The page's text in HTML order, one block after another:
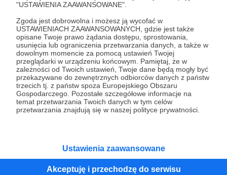
"USTAWIENIA ZAAWANSOWANE".
Zgoda jest dobrowolna i możesz ją wycofać w
USTAWIENIACH ZAAWANSOWANYCH, gdzie jest także
opisane Twoje prawo żądania dostępu, sprostowania,
usunięcia lub ograniczenia przetwarzania danych, a także w
dowolnym momencie za pomocą ustawień Twojej
przeglądarki w urządzeniu końcowym. Pamiętaj, że w
zależności od Twoich ustawień, Twoje dane będą mogły być
przekazywane do zewnętrznych odbiorców danych z państw
trzecich tj. z państw spoza Europejskiego Obszaru
Gospodarczego. Pozostałe szczegółowe informacje na
temat przetwarzania Twoich danych w tym celów
przetwarzania znajdują się w naszej polityce prywatności.
Ustawienia zaawansowane
Akceptuję i przechodzę do serwisu
Kategorie
O Patronite
Dodatkowe produkty
Pomoc
RegulaminPolityka prywatnościPatronite Commons
Unia Europejska